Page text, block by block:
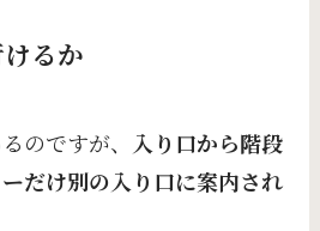
るか
のですが、
入り口から階段
だけ別の入り口に案内され